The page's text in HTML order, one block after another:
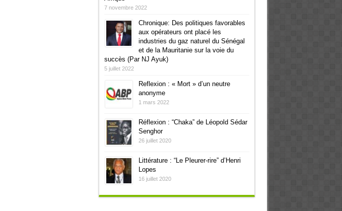
7 novembre 2022
Chronique: Des politiques favorables
aux opérateurs ont placé les
industries du gaz naturel du Sénégal
et de la Mauritanie sur la voie du
succès (Par NJ Ayuk)
5 juillet 2022
Reflexion : « Mort » d’un neutre
anonyme
1 mars 2022
Réflexion : “Chaka” de Léopold Sédar
Senghor
26 juillet 2020
Littérature : “Le Pleurer-rire” d’Henri
Lopes
16 juillet 2020